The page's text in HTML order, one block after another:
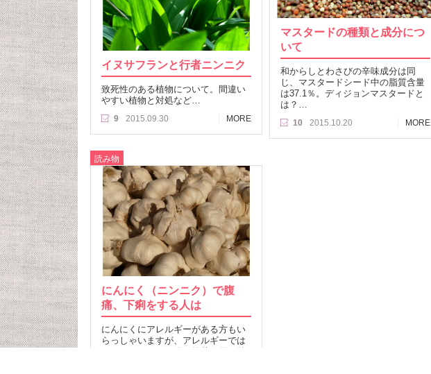
マスタードの種類と成分につ
いて
和からしとわさびの辛味成分は同
じ、マスタードシード中の脂質含量
は37.1％。ディジョンマスタードと
は？…
10 2015.10.20 MORE
イヌサフランと行者ニンニク
致死性のある植物について。間違い
やすい植物と対処など…
9 2015.09.30 MORE
読み物
にんにく（ニンニク）で腹
痛、下痢をする人は
にんにくにアレルギーがある方もい
らっしゃいますが、アレルギーでは